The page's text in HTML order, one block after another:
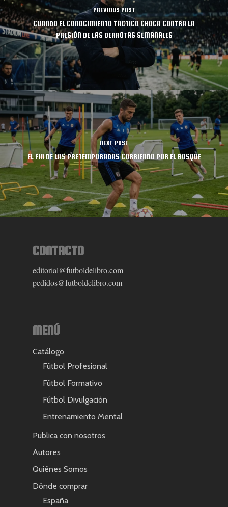
PREVIOUS POST
CUANDO EL CONOCIMIENTO TÁCTICO CHOCA CONTRA LA
PRESIÓN DE LAS DERROTAS SEMANALES
NEXT POST
EL FIN DE LAS PRETEMPORADAS CORRIENDO POR EL BOSQUE
CONTACTO
editorial@futboldelibro.com
pedidos@futboldelibro.com
MENÚ
Catálogo
Fútbol Profesional
Fútbol Formativo
Fútbol Divulgación
Entrenamiento Mental
Publica con nosotros
Autores
Quiénes Somos
Dónde comprar
España